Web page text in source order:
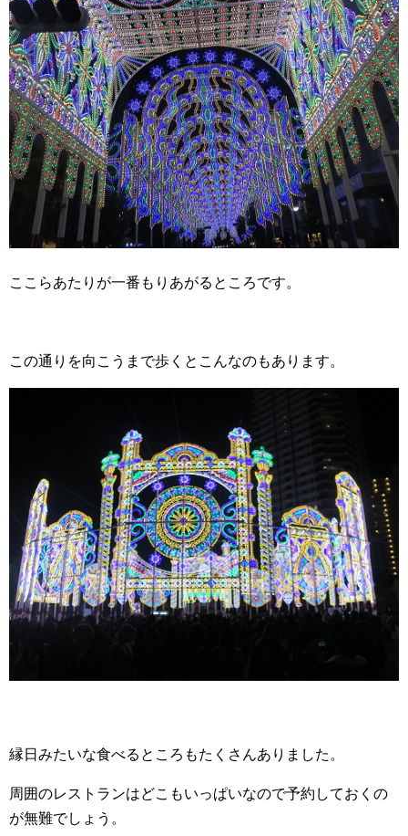
ここらあたりが一番もりあがるところです。
この通りを向こうまで歩くとこんなのもあります。
縁日みたいな食べるところもたくさんありました。
周囲のレストランはどこもいっぱいなので予約しておくの
が無難でしょう。